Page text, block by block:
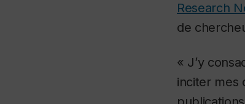
Research
de
« J’y
inciter mes